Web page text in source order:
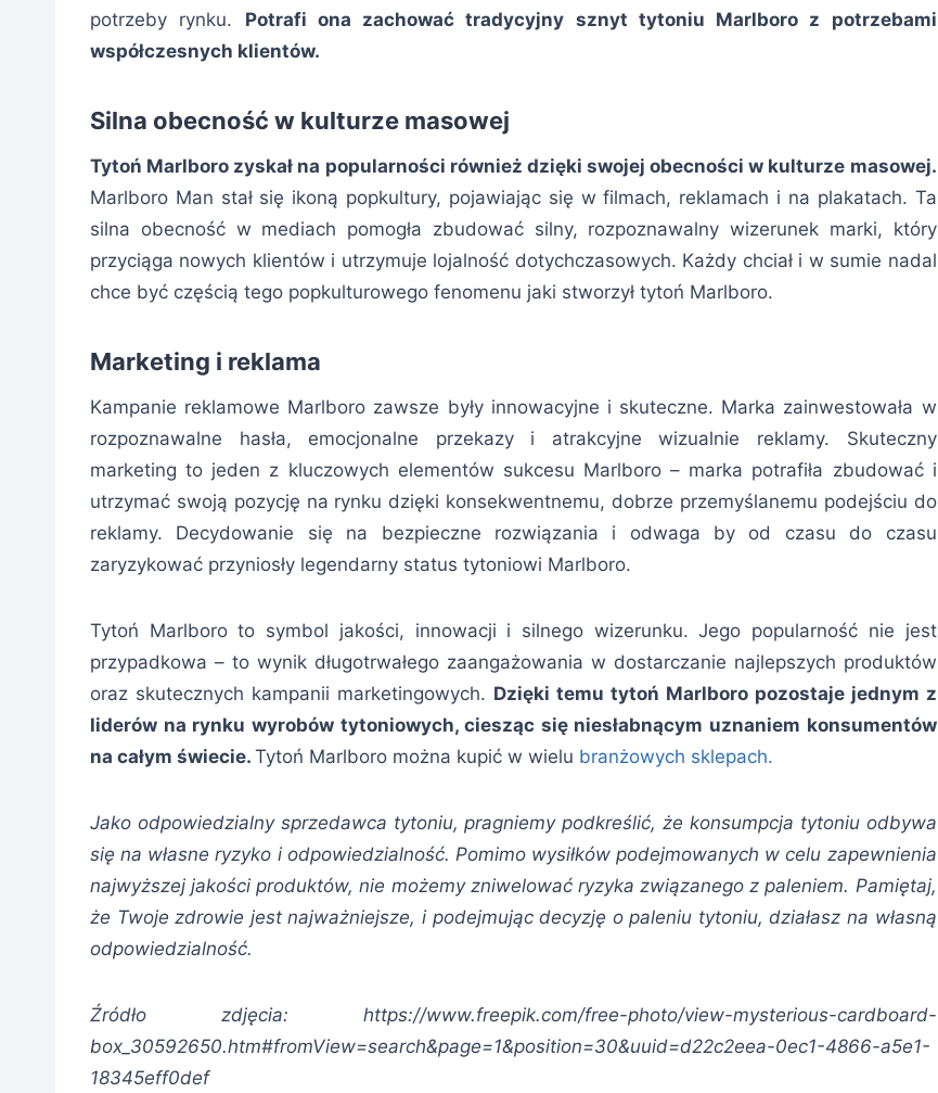
potrzeby rynku. Potrafi ona zachować tradycyjny sznyt tytoniu Marlboro z potrzebami
współczesnych klientów.
Silna obecność w kulturze masowej
Tytoń Marlboro zyskał na popularności również dzięki swojej obecności w kulturze masowej.
Marlboro Man stał się ikoną popkultury, pojawiając się w filmach, reklamach i na plakatach. Ta
silna obecność w mediach pomogła zbudować silny, rozpoznawalny wizerunek marki, który
przyciąga nowych klientów i utrzymuje lojalność dotychczasowych. Każdy chciał i w sumie nadal
chce być częścią tego popkulturowego fenomenu jaki stworzył tytoń Marlboro.
Marketing i reklama
Kampanie reklamowe Marlboro zawsze były innowacyjne i skuteczne. Marka zainwestowała w
rozpoznawalne hasła, emocjonalne przekazy i atrakcyjne wizualnie reklamy. Skuteczny
marketing to jeden z kluczowych elementów sukcesu Marlboro – marka potrafiła zbudować i
utrzymać swoją pozycję na rynku dzięki konsekwentnemu, dobrze przemyślanemu podejściu do
reklamy. Decydowanie się na bezpieczne rozwiązania i odwaga by od czasu do czasu
zaryzykować przyniosły legendarny status tytoniowi Marlboro.
Tytoń Marlboro to symbol jakości, innowacji i silnego wizerunku. Jego popularność nie jest
przypadkowa – to wynik długotrwałego zaangażowania w dostarczanie najlepszych produktów
oraz skutecznych kampanii marketingowych. Dzięki temu tytoń Marlboro pozostaje jednym z
liderów na rynku wyrobów tytoniowych, ciesząc się niesłabnącym uznaniem konsumentów
na całym świecie. Tytoń Marlboro można kupić w wielu branżowych sklepach.
Jako odpowiedzialny sprzedawca tytoniu, pragniemy podkreślić, że konsumpcja tytoniu odbywa
się na własne ryzyko i odpowiedzialność. Pomimo wysiłków podejmowanych w celu zapewnienia
najwyższej jakości produktów, nie możemy zniwelować ryzyka związanego z paleniem. Pamiętaj,
że Twoje zdrowie jest najważniejsze, i podejmując decyzję o paleniu tytoniu, działasz na własną
odpowiedzialność.
Źródło zdjęcia: https://www.freepik.com/free-photo/view-mysterious-cardboard-
box_30592650.htm#fromView=search&page=1&position=30&uuid=d22c2eea-0ec1-4866-a5e1-
18345eff0def